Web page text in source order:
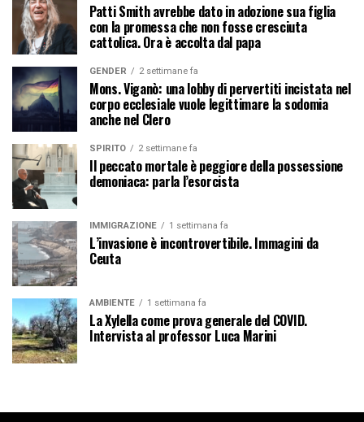
Patti Smith avrebbe dato in adozione sua figlia
con la promessa che non fosse cresciuta
cattolica. Ora è accolta dal papa
GENDER 2 settimane fa
Mons. Viganò: una lobby di pervertiti incistata nel
corpo ecclesiale vuole legittimare la sodomia
anche nel Clero
SPIRITO 2 settimane fa
Il peccato mortale è peggiore della possessione
demoniaca: parla l’esorcista
IMMIGRAZIONE 1 settimana fa
L’invasione è incontrovertibile. Immagini da
Ceuta
AMBIENTE 1 settimana fa
La Xylella come prova generale del COVID.
Intervista al professor Luca Marini